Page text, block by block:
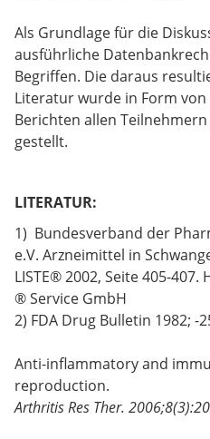
Als Grundlage für die
ausführliche
Begriffen. Die daraus
Literatur wurde in Form
Berichten allen
gestellt.
LITERATUR:
1) Bundesverband der
e.V. Arzneimittel in
LISTE® 2002, Seite 405-
® Service GmbH
2) FDA Drug Bulletin 1982; -
Anti-inflammatory and
reproduction.
Arthritis Res Ther.